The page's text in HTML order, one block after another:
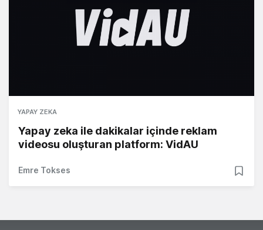
YAPAY ZEKA
Yapay zeka ile dakikalar içinde reklam
videosu oluşturan platform: VidAU
Emre Tokses